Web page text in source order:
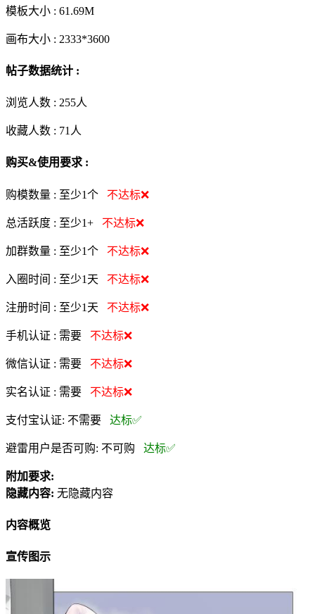
模板大小 : 61.69M
画布大小 : 2333*3600
帖子数据统计 :
浏览人数 : 255人
收藏人数 : 71 人
购买&使用要求 :
购模数量 : 至少1个 不达标❌
总活跃度 : 至少1+ 不达标❌
加群数量 : 至少1个 不达标❌
入圈时间 : 至少1天 不达标❌
注册时间 : 至少1天 不达标❌
手机认证 : 需要 不达标❌
微信认证 : 需要 不达标❌
实名认证 : 需要 不达标❌
支付宝认证: 不需要 达标✅
避雷用户是否可购: 不可购 达标✅
附加要求:
隐藏内容: 无隐藏内容
内容概览
宣传图示